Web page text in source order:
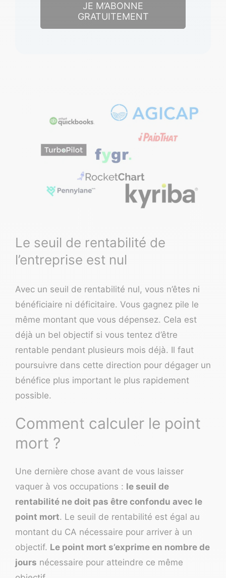
JE M’ABONNE
GRATUITEMENT
Le seuil de rentabilité de
l’entreprise est nul
Avec un seuil de rentabilité nul, vous n’êtes ni
bénéficiaire ni déficitaire. Vous gagnez pile le
même montant que vous dépensez. Cela est
déjà un bel objectif si vous tentez d’être
rentable pendant plusieurs mois déjà. Il faut
poursuivre dans cette direction pour dégager un
bénéfice plus important le plus rapidement
possible.
Comment calculer le point
mort ?
Une dernière chose avant de vous laisser
vaquer à vos occupations : le seuil de
rentabilité ne doit pas être confondu avec le
point mort. Le seuil de rentabilité est égal au
montant du CA nécessaire pour arriver à un
objectif. Le point mort s’exprime en nombre de
jours nécessaire pour atteindre ce même